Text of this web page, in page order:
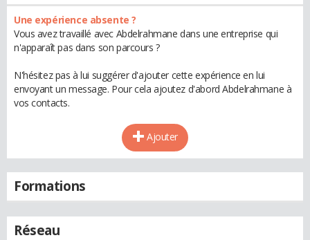
Une expérience absente ?
Vous avez travaillé avec Abdelrahmane dans une entreprise qui
n'apparaît pas dans son parcours ?
N'hésitez pas à lui suggérer d'ajouter cette expérience en lui
envoyant un message. Pour cela ajoutez d'abord Abdelrahmane à
vos contacts.
Ajouter
Formations
Réseau